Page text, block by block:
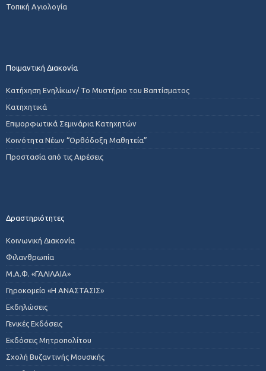
Τοπική Αγιολογία
Ποιμαντική Διακονία
Κατήχηση Ενηλίκων/ Το Μυστήριο του Βαπτίσματος
Κατηχητικά
Επιμορφωτικά Σεμινάρια Κατηχητών
Κοινότητα Νέων “Ορθόδοξη Μαθητεία”
Προστασία από τις Αιρέσεις
Δραστηριότητες
Κοινωνική Διακονία
Φιλανθρωπία
Μ.Α.Φ. «ΓΑΛΙΛΑΙΑ»
Γηροκομείο «Η ΑΝΑΣΤΑΣΙΣ»
Εκδηλώσεις
Γενικές Εκδόσεις
Εκδόσεις Μητροπολίτου
Σχολή Βυζαντινής Μουσικής